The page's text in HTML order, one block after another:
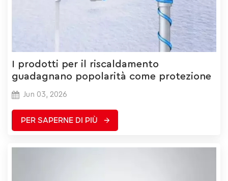
I prodotti per il riscaldamento
guadagnano popolarità come protezione
antigelo per le tubature esterne.
Jun 03, 2026
PER SAPERNE DI PIÙ